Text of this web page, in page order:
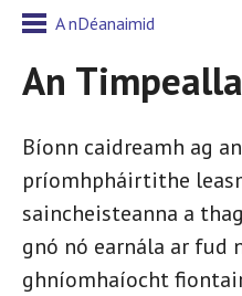
A nDéanaimid
An
Bíonn caidreamh ag
príomhpháirtithe
saincheisteanna a
gnó nó earnála ar fud
ghníomhaíocht